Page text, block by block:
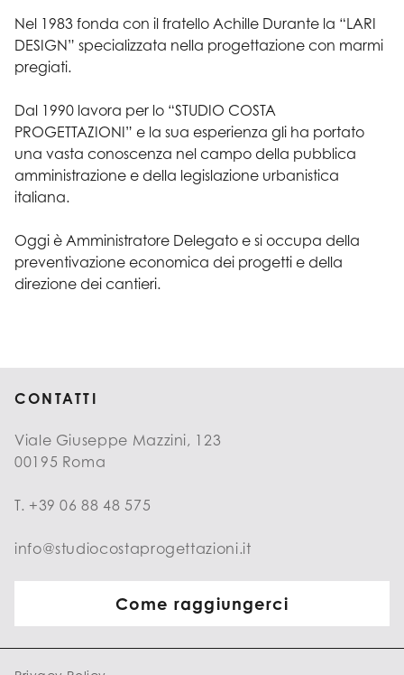
Nel 1983 fonda con il fratello Achille Durante la “LARI
DESIGN” specializzata nella progettazione con marmi
pregiati.
Dal 1990 lavora per lo “STUDIO COSTA
PROGETTAZIONI” e la sua esperienza gli ha portato
una vasta conoscenza nel campo della pubblica
amministrazione e della legislazione urbanistica
italiana.
Oggi è Amministratore Delegato e si occupa della
preventivazione economica dei progetti e della
direzione dei cantieri.
CONTATTI
Viale Giuseppe Mazzini, 123
00195 Roma
T. +39 06 88 48 575
info@studiocostaprogettazioni.it
Come raggiungerci